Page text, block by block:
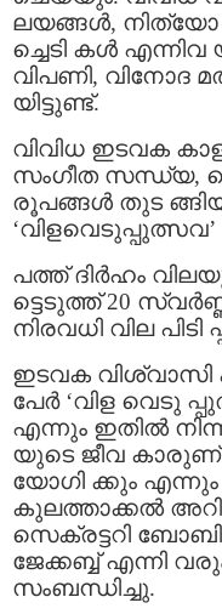
ലയങ്ങൾ,
ച്ചെടി കൾ
വിപണി, വിനോദ
യിട്ടുണ്ട്.
വിവിധ ഇടവക
സംഗീത സന്ധ്യ,
രൂപങ്ങൾ തുട ങ്ങിയ
പത്ത് ദിർഹം
ട്ടെടുത്ത് 20
നിരവധി വില
ഇടവക വിശ്വാസി
പേർ ‘വിള വെടു
എന്നും ഇതിൽ
യുടെ ജീവ
യോഗി ക്കും
കുലത്താക്കൽ അറി
സെക്രട്ടറി
ജേക്കബ്ബ് എന്നി
സംബന്ധിച്ചു.